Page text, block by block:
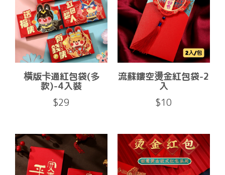
橫版卡通紅包袋(多
款)-4入裝
$29
流蘇鏤空燙金紅包袋-2
入
$10